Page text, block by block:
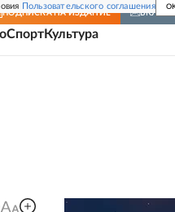
Пользовательского соглашения
ПОДПИСКА НА ИЗДАНИЕ
СпортКультура